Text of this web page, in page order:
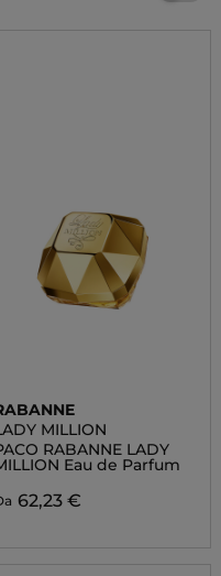
MILLION
RABANNE LADY
Eau de Parfum
62,23 €